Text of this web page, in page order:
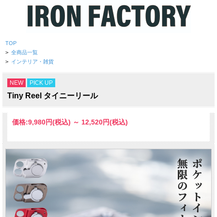
TOP
> 全商品一覧
> インテリア・雑貨
NEW PICK UP
Tiny Reel タイニーリール
価格:9,980円(税込) ～ 12,520円(税込)